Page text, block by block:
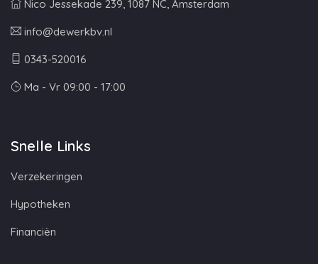
Nico Jessekade 239, 1087 NC, Amsterdam
info@dewerkbv.nl
0343-520016
Ma - Vr 09:00 - 17:00
Snelle Links
Verzekeringen
Hypotheken
Financiën